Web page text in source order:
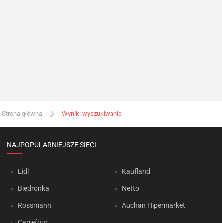
Strona główna Wyniki wyszukiwania
NAJPOPULARNIEJSZE SIECI
Lidl
Biedronka
Rossmann
Kaufland
Netto
Auchan Hipermarket